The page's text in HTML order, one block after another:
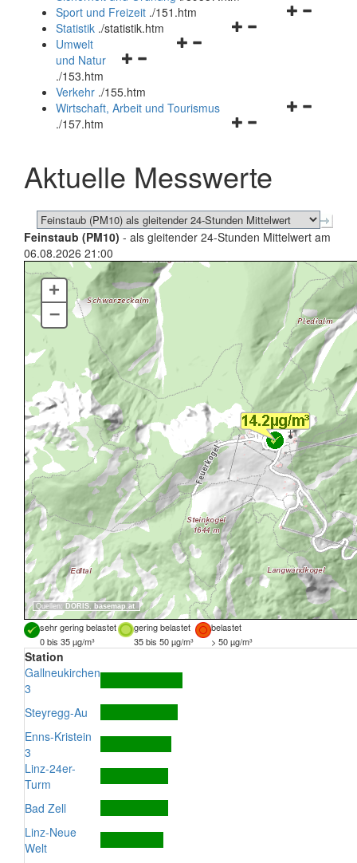
Navigationsmenü
Sport und Freizeit ./151.htm
Navigationsmenü
Statistik ./statistik.htm
Navigationsmenü
und
schließen
Umwelt
und Natur
./153.htm
Verkehr ./155.htm
Navigationsmenü
schließen
Wirtschaft, Arbeit und Tourismus
./157.htm
Aktuelle Messwerte
Feinstaub (PM10) - als gleitender 24-Stunden Mittelwert am
06.08.2026 21:00
Quellen: DORIS, basemap.at
+
–
sehr gering belastet gering belastet
belastet
0 bis 35 µg/m³
35 bis 50 µg/m³ > 50 µg/m³
Station
Gallneukirchen
3
Steyregg-Au
Enns-Kristein
3
Linz-24er-
Turm
Bad Zell
Linz-Neue
Welt